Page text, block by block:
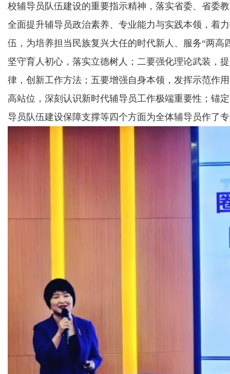
校辅导员队伍建设的重要指示精神，落实省委、省委
全面提升辅导员政治素养、专业能力与实践本领，着
伍，为培养担当民族复兴大任的时代新人、服务“两
坚守育人初心，落实立德树人；二要强化理论武装，
律，创新工作方法；五要增强自身本领，发挥示范作
高站位，深刻认识新时代辅导员工作极端重要性；锚
导员队伍建设保障支撑等四个方面为全体辅导员作了